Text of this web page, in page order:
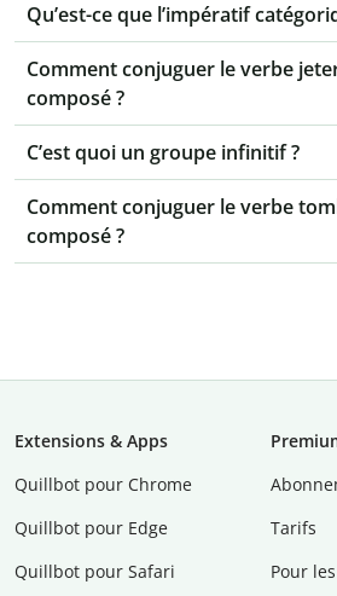
Qu’est-ce que l’impératif
Comment conjuguer le verbe
composé ?
C’est quoi un groupe infinitif ?
Comment conjuguer le verbe
composé ?
Extensions & Apps
Quillbot pour Chrome
Quillbot pour Edge
Quillbot pour Safari
Tarifs
Pour